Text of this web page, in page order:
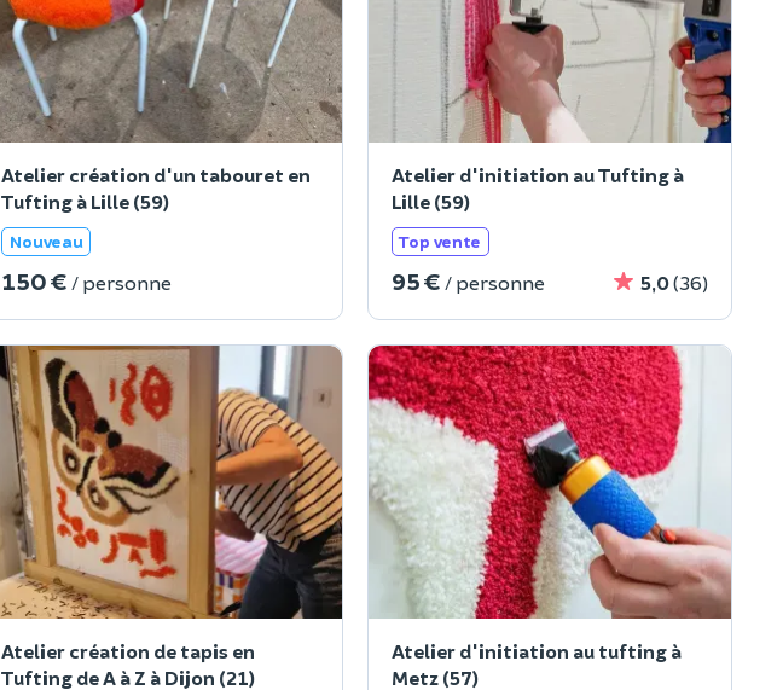
Atelier création d'un tabouret en
Tufting à Lille (59)
Nouveau
150 € / personne
Atelier d'initiation au Tufting à
Lille (59)
Top vente
95 € / personne 5,0(36)
Atelier création de tapis en
Tufting de A à Z à Dijon (21)
Atelier d'initiation au tufting à
Metz (57)